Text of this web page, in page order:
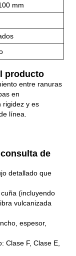
mm
producto
entre ranuras
en
rigidez y es
línea.
de
detallado que
(incluyendo
vulcanizada
espesor,
Clase F, Clase E,